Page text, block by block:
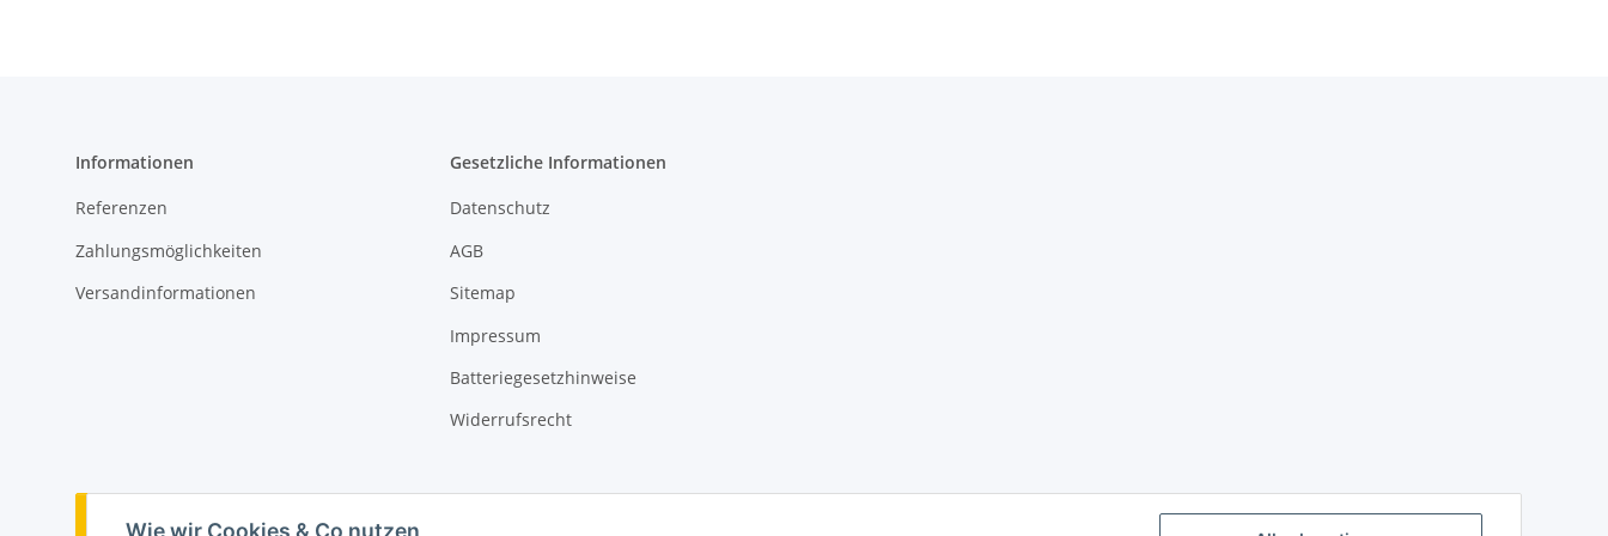
Informationen
Referenzen
Zahlungsmöglichkeiten
Versandinformationen
Gesetzliche Informationen
Datenschutz
AGB
Sitemap
Impressum
Batteriegesetzhinweise
Widerrufsrecht
Vertrag widerrufen